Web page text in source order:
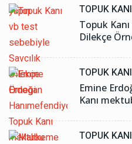
TOPUK
Topuk
Dilekçe
TOPUK
Emine
Kanı
TOPUK